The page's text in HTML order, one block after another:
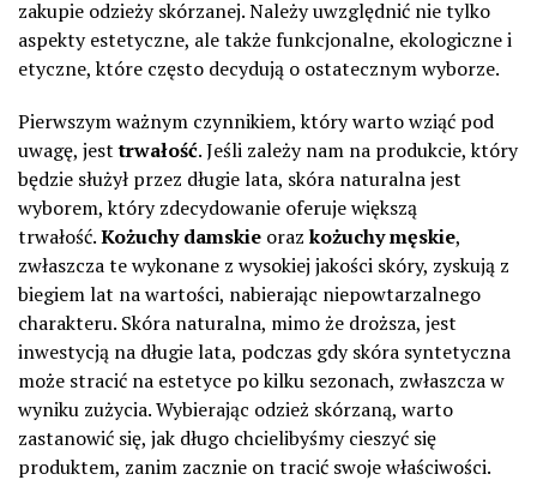
zakupie odzieży skórzanej. Należy uwzględnić nie tylko
aspekty estetyczne, ale także funkcjonalne, ekologiczne i
etyczne, które często decydują o ostatecznym wyborze.
Pierwszym ważnym czynnikiem, który warto wziąć pod
uwagę, jesttrwałość. Jeśli zależy nam na produkcie, który
będzie służył przez długie lata, skóra naturalna jest
wyborem, który zdecydowanie oferuje większą
trwałość.Kożuchy damskie orazkożuchy męskie,
zwłaszcza te wykonane z wysokiej jakości skóry, zyskują z
biegiem lat na wartości, nabierając niepowtarzalnego
charakteru. Skóra naturalna, mimo że droższa, jest
inwestycją na długie lata, podczas gdy skóra syntetyczna
może stracić na estetyce po kilku sezonach, zwłaszcza w
wyniku zużycia. Wybierając odzież skórzaną, warto
zastanowić się, jak długo chcielibyśmy cieszyć się
produktem, zanim zacznie on tracić swoje właściwości.